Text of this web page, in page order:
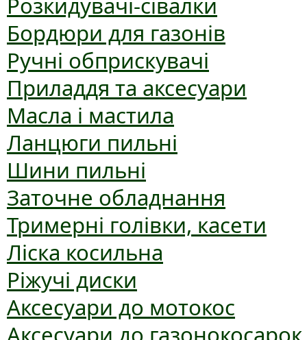
Бордюри для газонів
Ручні обприскувачі
Приладдя та аксесуари
Масла і мастила
Ланцюги пильні
Шини пильні
Заточне обладнання
Тримерні голівки, касети
Ліска косильна
Ріжучі диски
Аксесуари до мотокос